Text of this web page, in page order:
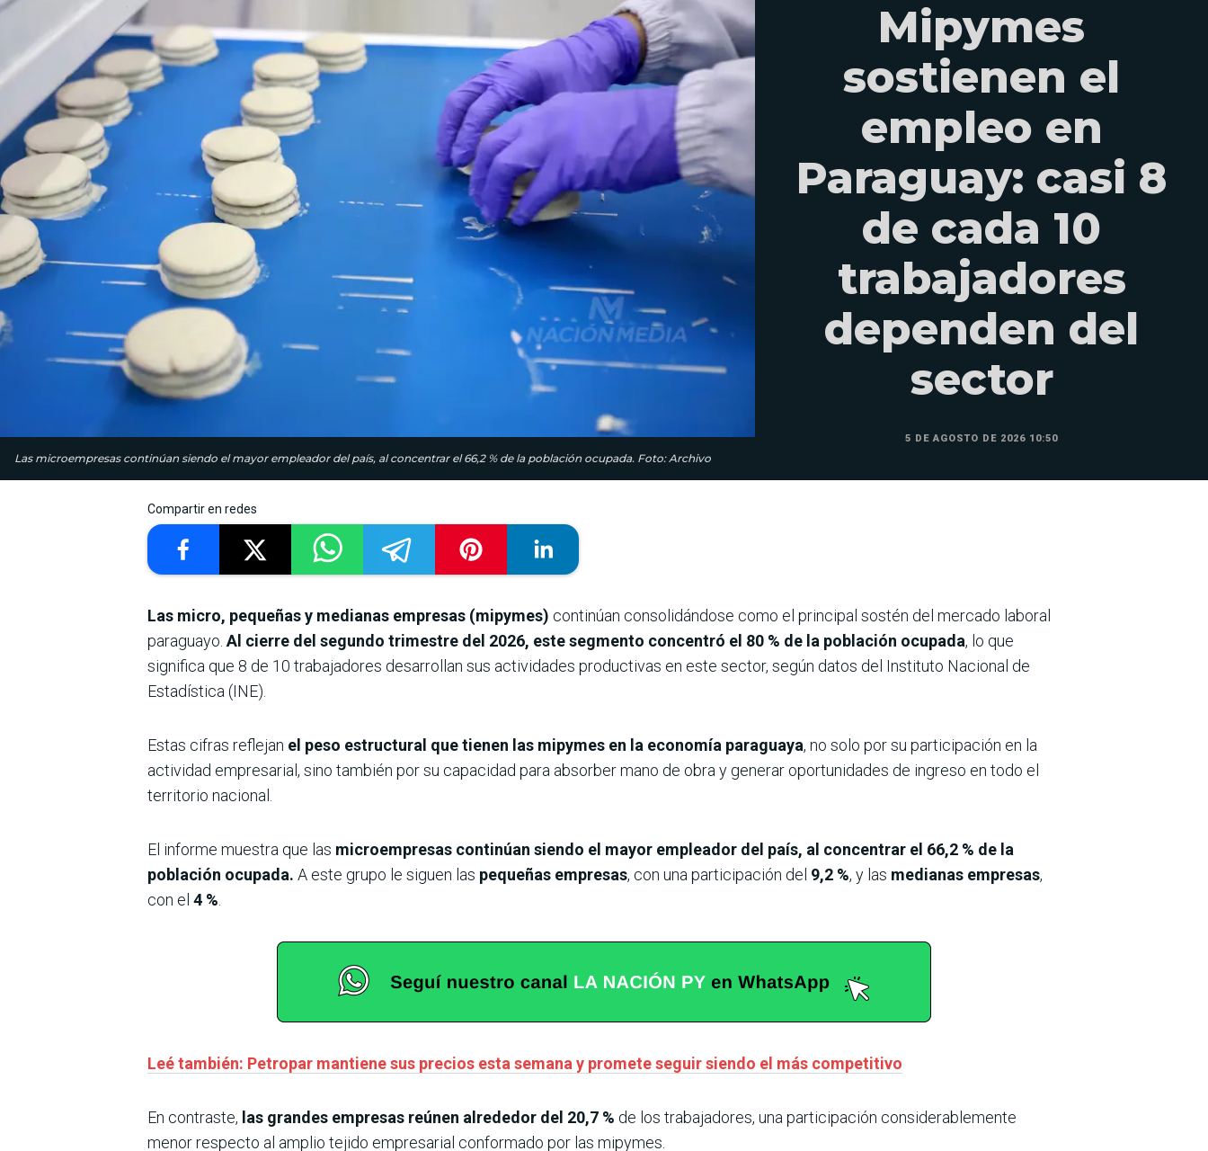
Las microempresas continúan siendo el mayor empleador del país, al concentrar el 66,2 % de la población ocupada. Foto: Archivo
Mipymes
sostienen el
empleo en
Paraguay: casi 8
de cada 10
trabajadores
dependen del
sector
5 DE AGOSTO DE 2026 10:50
Compartir en redes
Las micro, pequeñas y medianas empresas (mipymes) continúan consolidándose como el principal sostén del mercado laboral
paraguayo. Al cierre del segundo trimestre del 2026, este segmento concentró el 80 % de la población ocupada, lo que
significa que 8 de 10 trabajadores desarrollan sus actividades productivas en este sector, según datos del Instituto Nacional de
Estadística (INE).
Estas cifras reflejan el peso estructural que tienen las mipymes en la economía paraguaya, no solo por su participación en la
actividad empresarial, sino también por su capacidad para absorber mano de obra y generar oportunidades de ingreso en todo el
territorio nacional.
El informe muestra que las microempresas continúan siendo el mayor empleador del país, al concentrar el 66,2 % de la
población ocupada. A este grupo le siguen las pequeñas empresas, con una participación del 9,2 %, y las medianas empresas,
con el 4 %
Leé también: Petropar mantiene sus precios esta semana y promete seguir siendo el más competitivo
En contraste, las grandes empresas reúnen alrededor del 20,7 % de los trabajadores, una participación considerablemente
menor respecto al amplio tejido empresarial conformado por las mipymes.